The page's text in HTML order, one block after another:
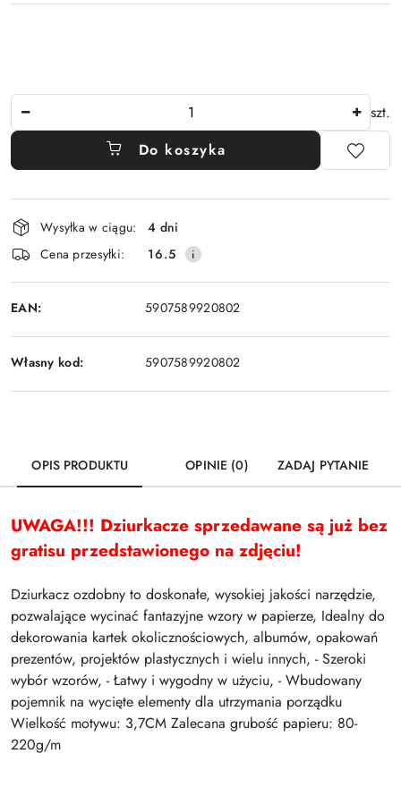
szt.
Do koszyka
Dostępność
i
dostawa
Wysyłka w ciągu:
4 dni
Cena przesyłki:
16.5
EAN: 5907589920802
Własny kod: 5907589920802
OPIS PRODUKTU OPINIE (0) ZADAJ PYTANIE
UWAGA!!! Dziurkacze sprzedawane są już bez
gratisu przedstawionego na zdjęciu!
Dziurkacz ozdobny to doskonałe, wysokiej jakości narzędzie,
pozwalające wycinać fantazyjne wzory w papierze, Idealny do
dekorowania kartek okolicznościowych, albumów, opakowań
prezentów, projektów plastycznych i wielu innych, - Szeroki
wybór wzorów, - Łatwy i wygodny w użyciu, - Wbudowany
pojemnik na wycięte elementy dla utrzymania porządku
Wielkość motywu: 3,7CM Zalecana grubość papieru: 80-
220g/m